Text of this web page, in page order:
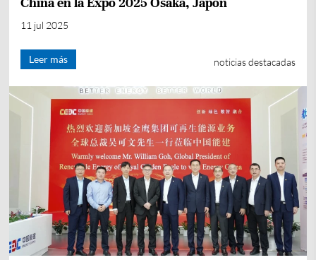
11 jul 2025
Leer más noticias destacadas